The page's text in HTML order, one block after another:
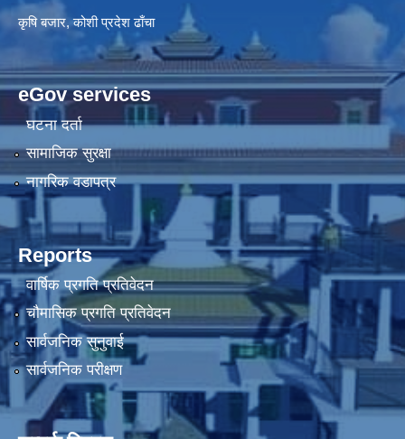
कृषि बजार, कोशी प्रदेश ढाँचा
eGov services
घटना दर्ता
सामाजिक सुरक्षा
नागरिक वडापत्र
Reports
वार्षिक प्रगति प्रतिवेदन
चौमासिक प्रगति प्रतिवेदन
सार्वजनिक सुनुवाई
सार्वजनिक परीक्षण